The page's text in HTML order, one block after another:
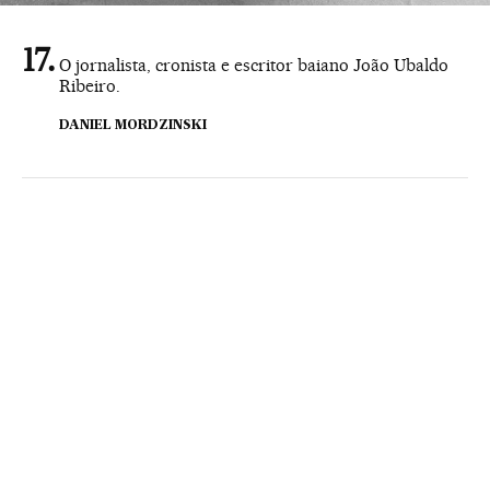
O jornalista, cronista e escritor baiano João Ubaldo
Ribeiro.
DANIEL MORDZINSKI